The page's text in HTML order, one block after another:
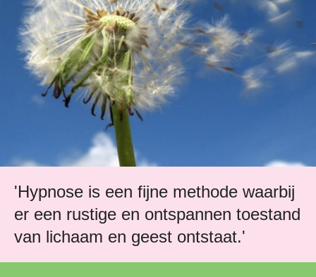
'Hypnose is een fijne methode waarbij
er een rustige en ontspannen toestand
van lichaam en geest ontstaat.'